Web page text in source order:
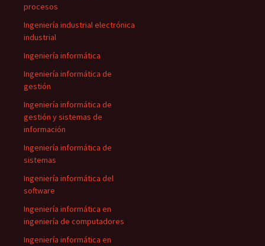
procesos
Ingeniería industrial electrónica
industrial
Ingeniería informática
Ingeniería informática de
gestión
Ingeniería informática de
gestión y sistemas de
información
Ingeniería informática de
sistemas
Ingeniería informática del
software
Ingeniería informática en
ingeniería de computadores
Ingeniería informática en